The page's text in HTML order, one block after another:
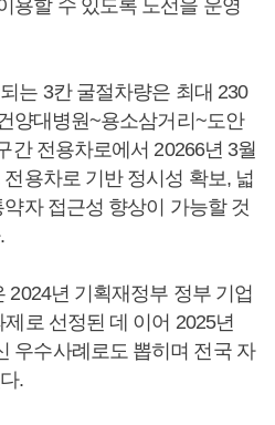
용할 수 있도록 노선을 운영
는 3칸 굴절차량은 최대 230
양대병원~용소삼거리~도안
간 전용차로에서 20266년 3월
용차로 기반 정시성 확보, 넓
자 접근성 향상이 가능할 것
2024년 기획재정부 정부 기업
로 선정된 데 이어 2025년
우수사례로도 뽑히며 전국 자
.